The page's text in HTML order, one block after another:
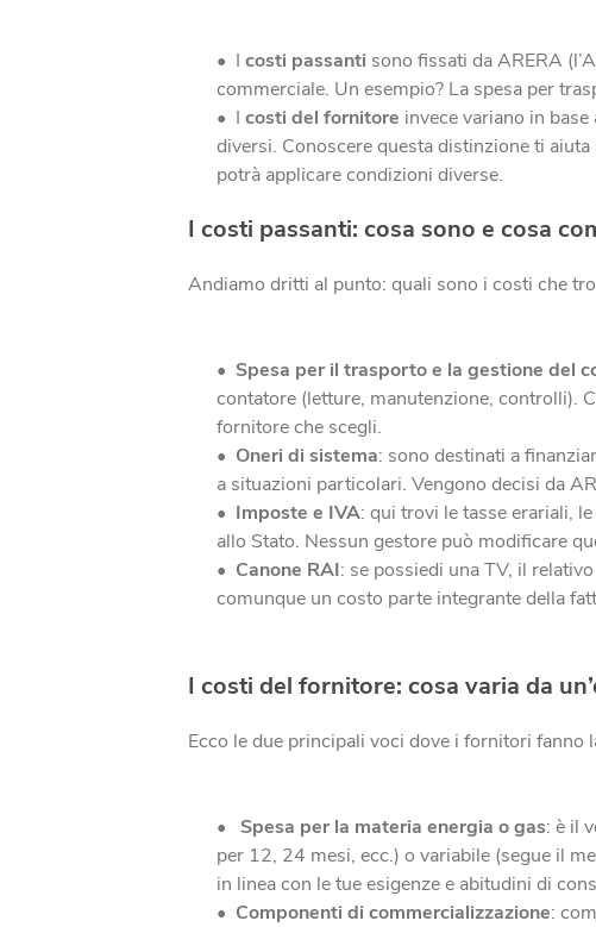
I costi passanti sono fissati da ARERA
commerciale. Un esempio? La spesa per
I costi del fornitore invece variano in
diversi. Conoscere questa distinzione ti
potrà applicare condizioni diverse.
I costi passanti: cosa sono e cosa
Andiamo dritti al punto: quali sono i costi che
Spesa per il trasporto e la gestione del
contatore (letture, manutenzione, controlli).
fornitore che scegli.
Oneri di sistema: sono destinati a
a situazioni particolari. Vengono decisi da
Imposte e IVA: qui trovi le tasse erariali,
allo Stato. Nessun gestore può modificare
Canone RAI: se possiedi una TV, il
comunque un costo parte integrante della
I costi del fornitore: cosa varia da
Ecco le due principali voci dove i fornitori fanno
Spesa per la materia energia o gas: è il
per 12, 24 mesi, ecc.) o variabile (segue il
in linea con le tue esigenze e abitudini di
Componenti di commercializzazione: